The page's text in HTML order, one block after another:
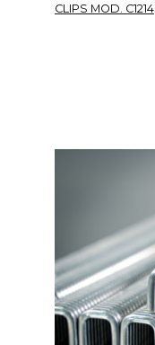
CLIPS MOD. C1214